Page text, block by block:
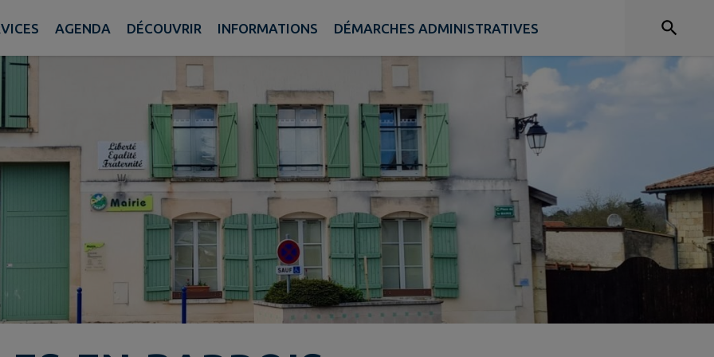
AGENDA DÉCOUVRIR INFORMATIONS DÉMARCHES ADMINISTRATIVES